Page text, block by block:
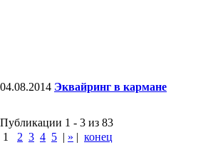
04.08.2014 Эквайринг в кармане
Публикации 1 - 3 из 83
1
2 3 4 5 | » | конец